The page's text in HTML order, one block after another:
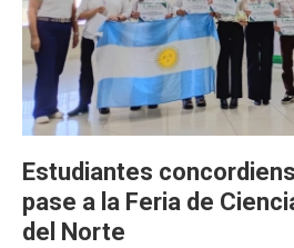
Estudiantes
pase a la Feria de
del Norte